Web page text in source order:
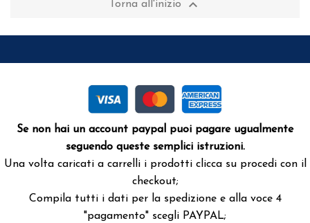
Torna all'inizio 
Se non hai un account paypal puoi pagare ugualmente
seguendo queste semplici istruzioni.
Una volta caricati a carrelli i prodotti clicca su procedi con il
checkout;
Compila tutti i dati per la spedizione e alla voce 4
"pagamento" scegli PAYPAL;